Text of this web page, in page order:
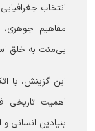
انتخاب
مفاهیم
بی‌منت به خلق
این گزینش، با
اهمیت تاریخی
بنیادین انسانی